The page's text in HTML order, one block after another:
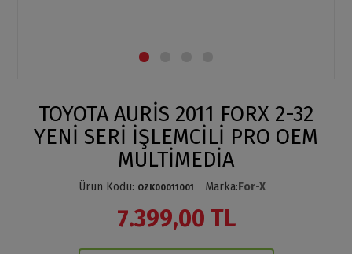
TOYOTA AURİS 2011 FORX 2-32
YENİ SERİ İŞLEMCİLİ PRO OEM
MULTİMEDİA
Ürün Kodu: OZK00011001 Marka:For-X
7.399,00 TL